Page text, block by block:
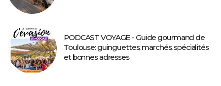
PODCAST VOYAGE - Guide gourmand de
Toulouse: guinguettes, marchés, spécialités
et bonnes adresses